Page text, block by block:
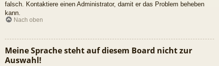
falsch. Kontaktiere einen Administrator, damit er das Problem beheben
kann.
Nach oben
Meine Sprache steht auf diesem Board nicht zur
Auswahl!